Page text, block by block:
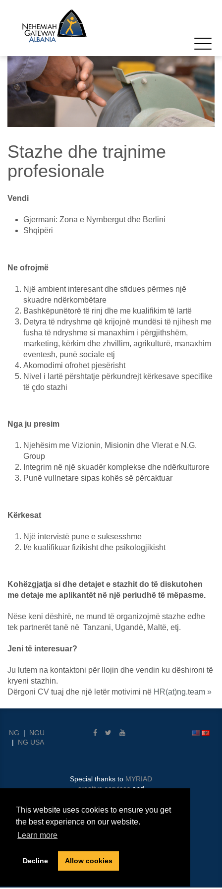
This website uses cookies to ensure you get
the best experience on our website.
Learn more
Decline Allow cookies
Stazhe dhe trajnime
profesionale
Vendi
Gjermani: Zona e Nyrnbergut dhe Berlini
Shqipëri
Ne ofrojmë
Një ambient interesant dhe sfidues përmes një
skuadre ndërkombëtare
Bashkëpunëtorë të rinj dhe me kualifikim të lartë
Detyra të ndryshme që krijojnë mundësi të njihesh me
fusha të ndryshme si manaxhim i përgjithshëm,
marketing, kërkim dhe zhvillim, agrikulturë, manaxhim
eventesh, punë sociale etj
Akomodimi ofrohet pjesërisht
Nivel i lartë përshtatje përkundrejt kërkesave specifike
të çdo stazhi
Nga ju presim
Njehësim me Vizionin, Misionin dhe Vlerat e N.G.
Group
Integrim në një skuadër komplekse dhe ndërkulturore
Punë vullnetare sipas kohës së përcaktuar
Kërkesat
Një intervistë pune e suksesshme
I/e kualifikuar fizikisht dhe psikologjikisht
Kohëzgjatja si dhe detajet e stazhit do të diskutohen
me detaje me aplikantët në një periudhë të mëpasme.
Nëse keni dëshirë, ne mund të organizojmë stazhe edhe
tek partnerët tanë në Tanzani, Ugandë, Maltë, etj.
Jeni të interesuar?
Ju lutem na kontaktoni për llojin dhe vendin ku dëshironi të
kryeni stazhin.
Dërgoni CV tuaj dhe një letër motivimi në HR(at)ng.team »
NG | NGU
| NG USA
Special thanks to MYRIAD
creative servicesand
© 2026 Nehemiah Gateway
Albania
Privacy Policy